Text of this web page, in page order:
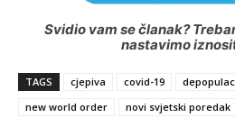
Svidio vam se članak?
nastavimo
TAGS cjepiva covid-19
new world order
novi svjetski poredak